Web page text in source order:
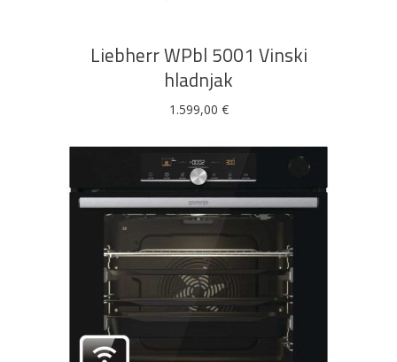
Liebherr WPbl 5001 Vinski
hladnjak
1.599,00 €